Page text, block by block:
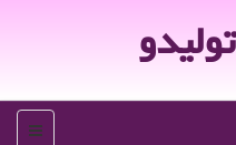
تولیدو
منو